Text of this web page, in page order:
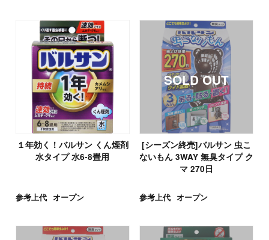
１年効く！バルサン くん煙剤
水タイプ 水6-8畳用
参考上代 オープン
[シーズン終売]バルサン 虫こ
ないもん 3WAY 無臭タイプ ク
マ 270日
参考上代 オープン